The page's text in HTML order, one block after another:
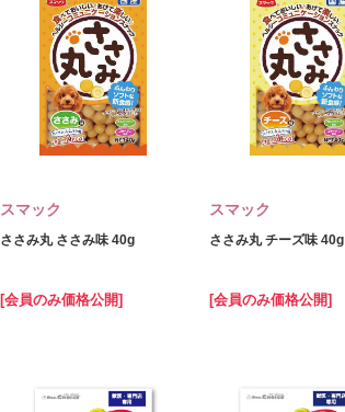
スマック
ささみ丸 ささみ味 40g
[会員のみ価格公開]
スマック
ささみ丸 チーズ味 40g
[会員のみ価格公開]